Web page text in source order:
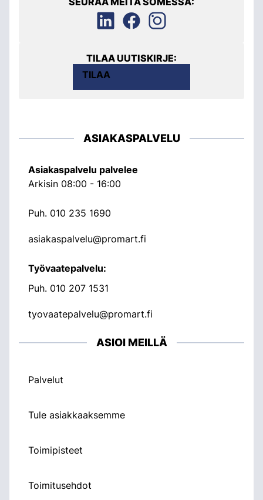
TILAA UUTISKIRJE:
TILAA
ASIAKASPALVELU
Asiakaspalvelu palvelee
Arkisin 08:00 - 16:00
Puh. 010 235 1690
asiakaspalvelu@promart.fi
Työvaatepalvelu:
Puh. 010 207 1531
tyovaatepalvelu@promart.fi
ASIOI MEILLÄ
Palvelut
Tule asiakkaaksemme
Toimipisteet
Toimitusehdot